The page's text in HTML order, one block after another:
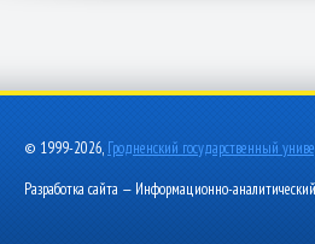
© 1999-2026, Гродненский государственный
Разработка сайта — Информационно-